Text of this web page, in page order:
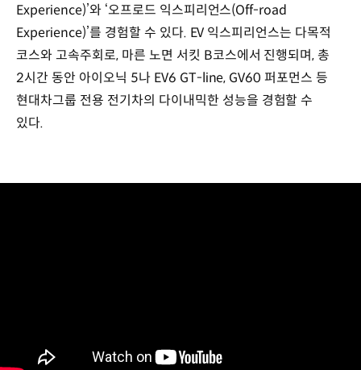
Experience)’와 ‘오프로드 익스피리언스(Off-road
Experience)’를 경험할 수 있다. EV 익스피리언스는 다목적
코스와 고속주회로, 마른 노면 서킷 B코스에서 진행되며, 총
2시간 동안 아이오닉 5나 EV6 GT-line, GV60 퍼포먼스 등
현대차그룹 전용 전기차의 다이내믹한 성능을 경험할 수
있다.